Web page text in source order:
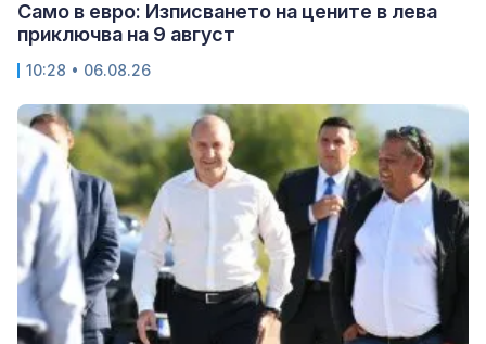
Само в евро: Изписването на цените в лева
приключва на 9 август
10:28 • 06.08.26